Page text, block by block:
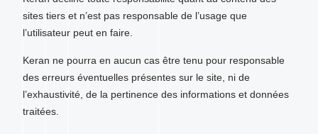
sites tiers et n’est pas responsable de l’usage que
l’utilisateur peut en faire.
Keran ne pourra en aucun cas être tenu pour responsable
des erreurs éventuelles présentes sur le site, ni de
l’exhaustivité, de la pertinence des informations et données
traitées.